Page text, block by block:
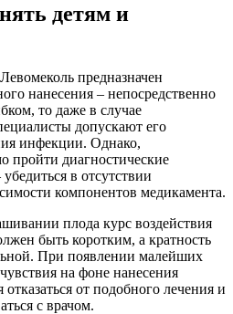
детям и
предназначен
нанесения – непосредственно
то даже в случае
допускают его
инфекции. Однако,
пройти диагностические
в отсутствии
компонентов медикамента.
плода курс воздействия
быть коротким, а кратность
При появлении малейших
на фоне нанесения
от подобного лечения и
с врачом.